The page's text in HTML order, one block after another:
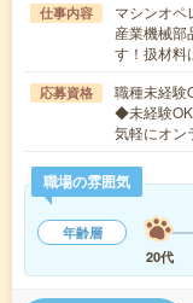
仕事内容
マシンオペ
産業機械部
す！扱材料
応募資格
職種未経験
◆未経験OK
気軽にオ
職場の雰囲気
年齢層
20代